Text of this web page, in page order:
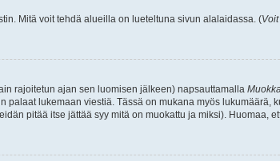
Mitä voit tehdä alueilla on lueteltuna sivun alalaidassa. (
rajoitetun ajan sen luomisen jälkeen) napsauttamalla
lukemaan viestiä. Tässä on mukana myös lukumäärä,
pitää itse jättää syy mitä on muokattu ja miksi). Huomaa,